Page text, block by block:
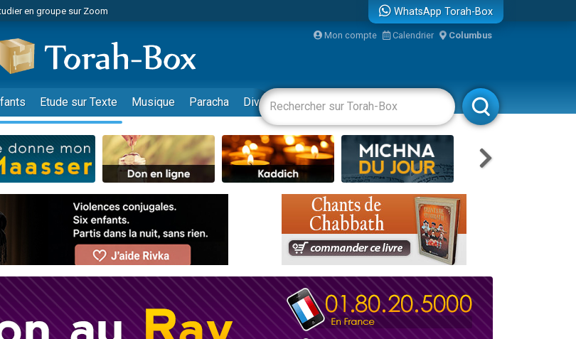
en groupe sur Zoom
rejoindre sur WhatsApp
rejoindre sur WhatsApp
faire un don pour Reloger Rivka, 6 enfants, victime de violences...
un don pour 1 Journée de Vacances Pour les Enfants
une bénédiction
rejoindre sur WhatsApp
en groupe sur Zoom
rejoindre sur WhatsApp
rejoindre sur WhatsApp
un don pour 5 jours de vacances aux Orphelins
rejoindre sur WhatsApp
une bénédiction
WhatsApp Torah-Box
Mon compte Calendrier Columbus
Etude sur Texte Musique Paracha Divertissements Livres Rabbanim